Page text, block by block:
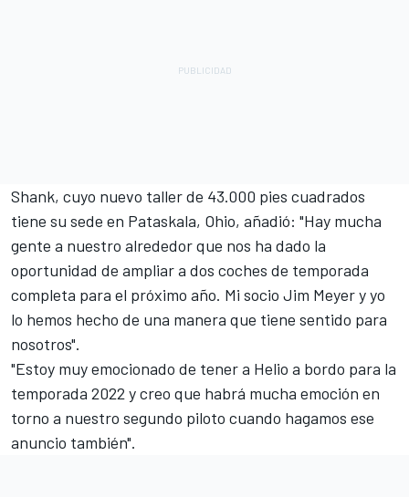
Shank, cuyo nuevo taller de 43.000 pies cuadrados
tiene su sede en Pataskala, Ohio, añadió: "Hay mucha
gente a nuestro alrededor que nos ha dado la
oportunidad de ampliar a dos coches de temporada
completa para el próximo año. Mi socio Jim Meyer y yo
lo hemos hecho de una manera que tiene sentido para
nosotros".
"Estoy muy emocionado de tener a Helio a bordo para la
temporada 2022 y creo que habrá mucha emoción en
torno a nuestro segundo piloto cuando hagamos ese
anuncio también".